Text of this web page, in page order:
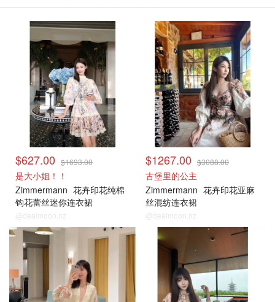
$627.00 $1693.00
是大小姐！！
Zimmermann 花卉印花纯棉
钩花蕾丝迷你连衣裙
@dealmoon.nz
$1267.00 $3088.00
古堡里的公主
Zimmermann 花卉印花亚麻
丝混纺连衣裙
@dealmoon.nz